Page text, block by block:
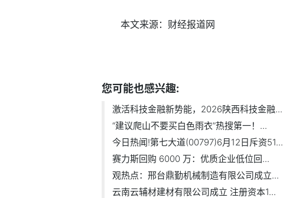
本文来源：财经报道网
您可能也感兴趣:
激活科技金融新势能，2026陕西科技金融...
“建议爬山不要买白色雨衣”热搜第一！...
今日热闻!第七大道(00797)6月12日斥资51...
赛力斯回购 6000 万：优质企业低位回...
观热点：邢台鼎勤机械制造有限公司成立...
云南云辅材建材有限公司成立 注册资本1...